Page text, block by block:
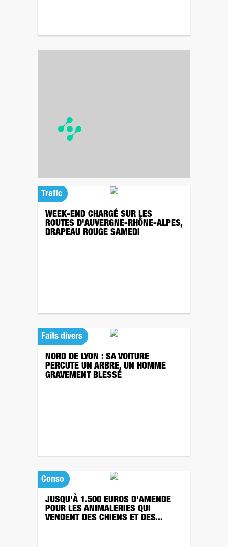
Trafic
WEEK-END CHARGÉ SUR LES
ROUTES D'AUVERGNE-RHÔNE-ALPES,
DRAPEAU ROUGE SAMEDI
Faits divers
NORD DE LYON : SA VOITURE
PERCUTE UN ARBRE, UN HOMME
GRAVEMENT BLESSÉ
Conso
JUSQU'À 1.500 EUROS D'AMENDE
POUR LES ANIMALERIES QUI
VENDENT DES CHIENS ET DES...